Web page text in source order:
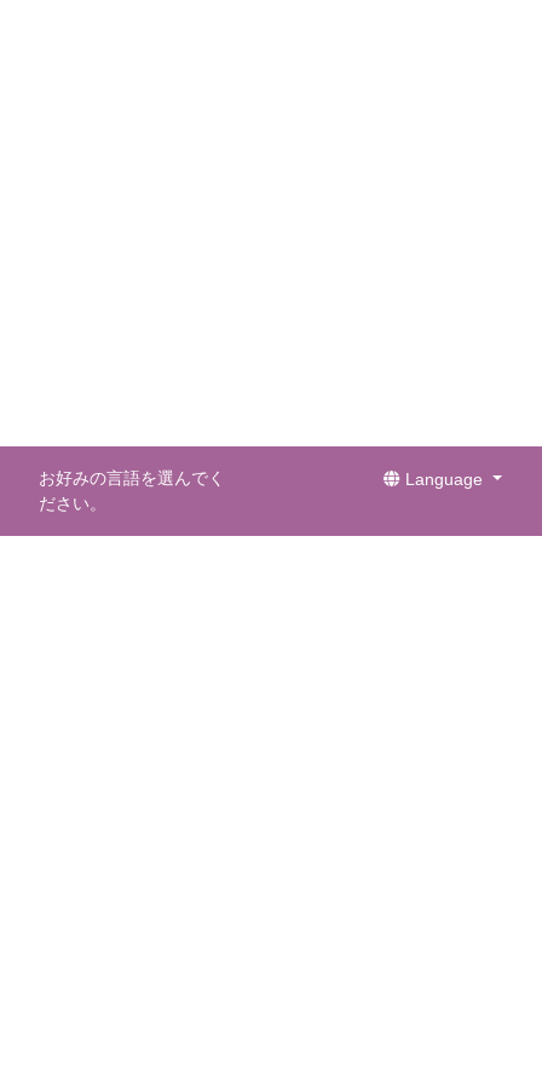
お好みの言語を選んでく
ださい。
Language